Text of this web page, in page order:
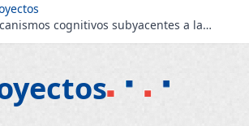
cognitivos subyacentes a la
desde la adolescencia a la adultez: